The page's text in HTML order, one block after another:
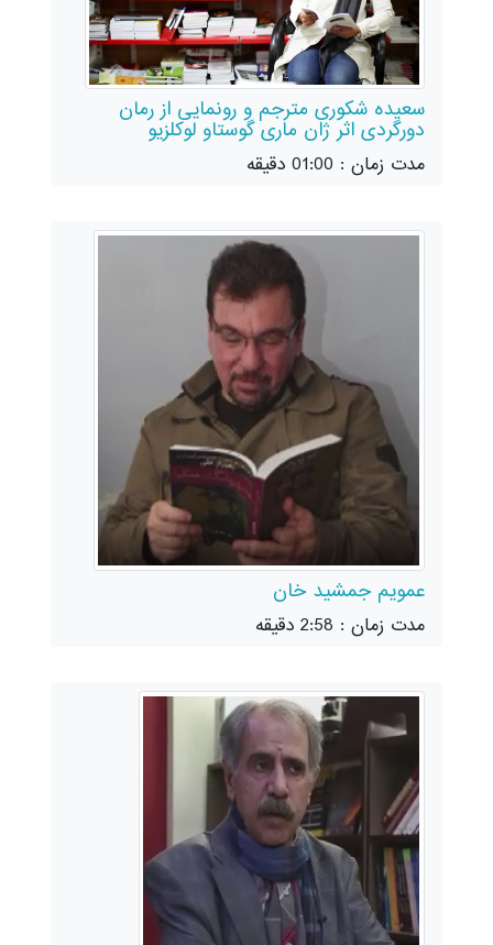
سعیده شکوری مترجم و رونمایی از رمان
دورگردی اثر ژان ماری گوستاو لوکلزیو
مدت زمان : 01:00 دقیقه
عمویم جمشید خان
مدت زمان : 2:58 دقیقه